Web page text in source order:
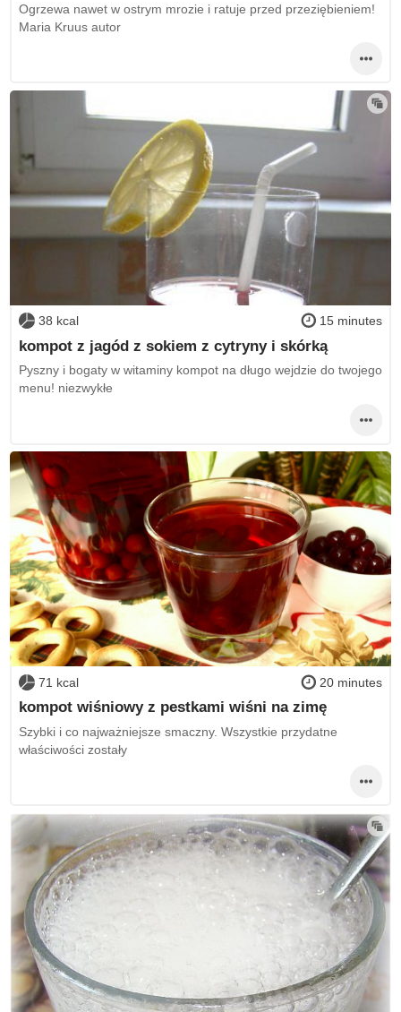
Ogrzewa nawet w ostrym mrozie i ratuje przed przeziębieniem!
Maria Kruus autor
38 kcal 15 minutes
kompot z jagód z sokiem z cytryny i skórką
Pyszny i bogaty w witaminy kompot na długo wejdzie do twojego
menu! niezwykłe
71 kcal 20 minutes
kompot wiśniowy z pestkami wiśni na zimę
Szybki i co najważniejsze smaczny. Wszystkie przydatne
właściwości zostały